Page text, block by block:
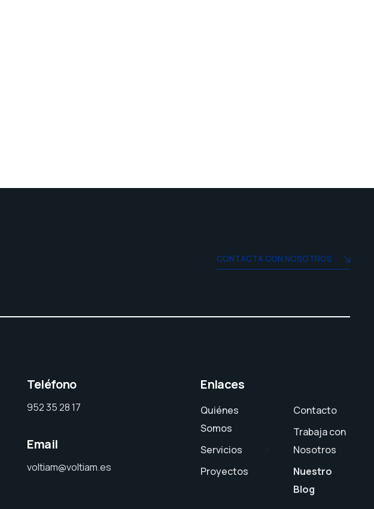
CONTACTA CON NOSOTROS
Teléfono
952 35 28 17
Email
voltiam@voltiam.es
Enlaces
Quiénes
Somos
Servicios
Proyectos
Contacto
Trabaja con
Nosotros
Nuestro
Blog